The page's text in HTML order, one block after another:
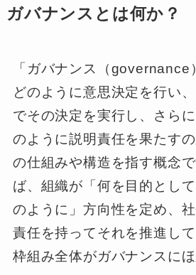
ガバナンスとは何か？
「ガバナンス（governance
どのように意思決定を行い
でその決定を実行し、さら
のように説明責任を果たす
の仕組みや構造を指す概念
ば、組織が「何を目的とし
のように」方向性を定め、
責任を持ってそれを推進し
枠組み全体がガバナンスにほ